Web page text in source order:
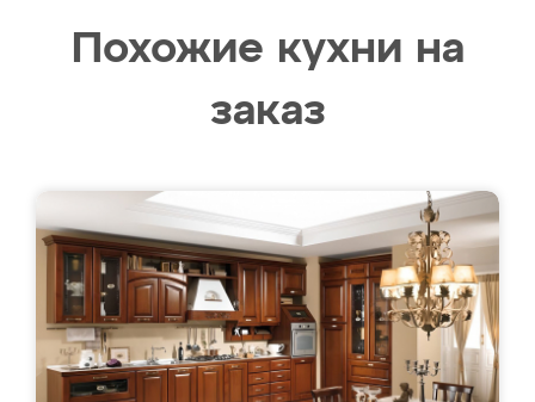
Похожие кухни на
заказ